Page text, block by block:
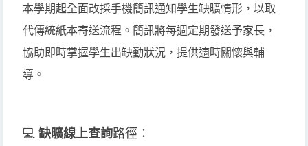
本學期起全面改採手機簡訊通知學生缺曠情形，以取
代傳統紙本寄送流程。簡訊將每週定期發送予家長，
協助即時掌握學生出缺勤狀況，提供適時關懷與輔
導。
💻 缺曠線上查詢路徑：